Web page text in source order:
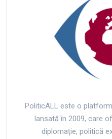
PoliticALL este o
lansată în 2009, care
diplomație, politică